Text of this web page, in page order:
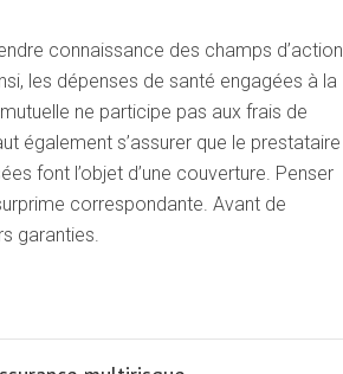
connaissance des champs d’action
les dépenses de santé engagées à la
ne participe pas aux frais de
également s’assurer que le prestataire
font l’objet d’une couverture. Penser
correspondante. Avant de
garanties.